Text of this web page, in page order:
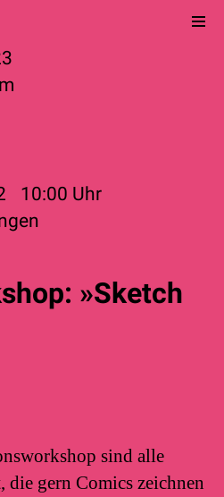
10:00 Uhr
»Sketch
sind alle
die gern Comics zeichnen